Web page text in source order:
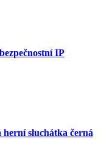
IP
sluchátka černá